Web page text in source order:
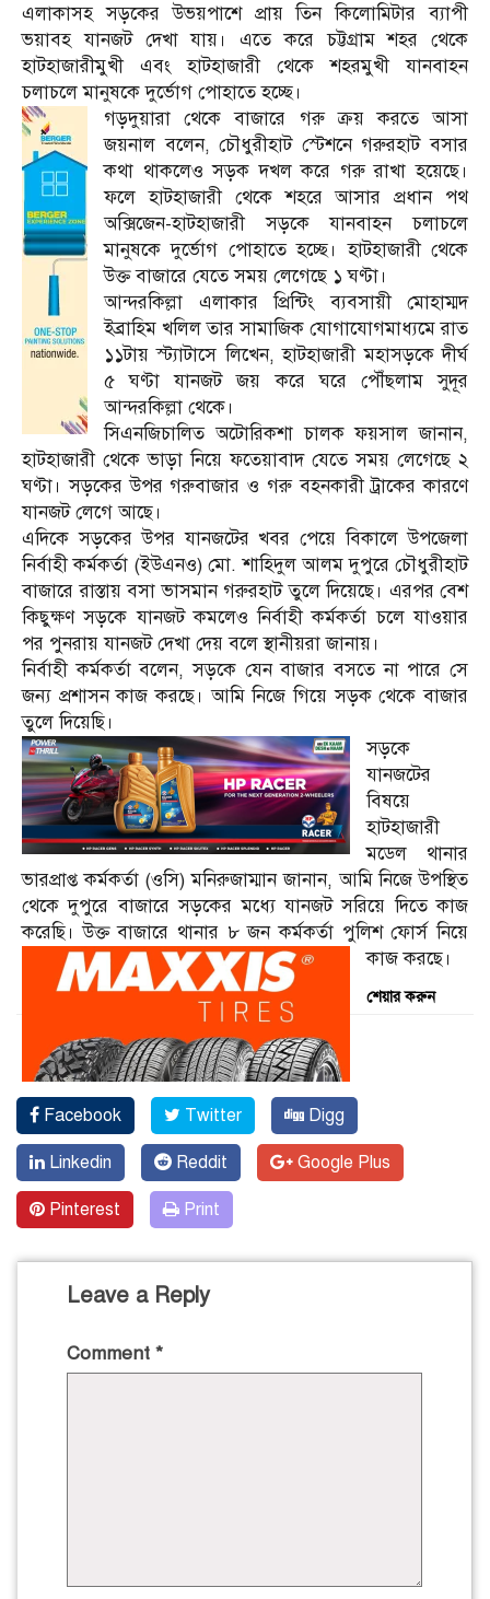
এলাকাসহ সড়কের উভয়পাশে প্রায় তিন কিলোমিটার ব্যাপী
ভয়াবহ যানজট দেখা যায়। এতে করে চট্টগ্রাম শহর থেকে
হাটহাজারীমুখী এবং হাটহাজারী থেকে শহরমুখী যানবাহন
চলাচলে মানুষকে দুর্ভোগ পোহাতে হচ্ছে।
গড়দুয়ারা থেকে বাজারে গরু ক্রয় করতে আসা
জয়নাল বলেন, চৌধুরীহাট স্টেশনে গরুরহাট বসার
কথা থাকলেও সড়ক দখল করে গরু রাখা হয়েছে।
ফলে হাটহাজারী থেকে শহরে আসার প্রধান পথ
অক্সিজেন-হাটহাজারী সড়কে যানবাহন চলাচলে
মানুষকে দুর্ভোগ পোহাতে হচ্ছে। হাটহাজারী থেকে
উক্ত বাজারে যেতে সময় লেগেছে ১ ঘণ্টা।
আন্দরকিল্লা এলাকার প্রিন্টিং ব্যবসায়ী মোহাম্মদ
ইব্রাহিম খলিল তার সামাজিক যোগাযোগমাধ্যমে রাত
১১টায় স্ট্যাটাসে লিখেন, হাটহাজারী মহাসড়কে দীর্ঘ
৫ ঘণ্টা যানজট জয় করে ঘরে পৌঁছলাম সুদূর
আন্দরকিল্লা থেকে।
সিএনজিচালিত অটোরিকশা চালক ফয়সাল জানান,
হাটহাজারী থেকে ভাড়া নিয়ে ফতেয়াবাদ যেতে সময় লেগেছে ২
ঘণ্টা। সড়কের উপর গরুবাজার ও গরু বহনকারী ট্রাকের কারণে
যানজট লেগে আছে।
এদিকে সড়কের উপর যানজটের খবর পেয়ে বিকালে উপজেলা
নির্বাহী কর্মকর্তা (ইউএনও) মো. শাহিদুল আলম দুপুরে চৌধুরীহাট
বাজারে রাস্তায় বসা ভাসমান গরুরহাট তুলে দিয়েছে। এরপর বেশ
কিছুক্ষণ সড়কে যানজট কমলেও নির্বাহী কর্মকর্তা চলে যাওয়ার
পর পুনরায় যানজট দেখা দেয় বলে স্থানীয়রা জানায়।
নির্বাহী কর্মকর্তা বলেন, সড়কে যেন বাজার বসতে না পারে সে
জন্য প্রশাসন কাজ করছে। আমি নিজে গিয়ে সড়ক থেকে বাজার
তুলে দিয়েছি।
সড়কে
যানজটের
বিষয়ে
হাটহাজারী
মডেল থানার
ভারপ্রাপ্ত কর্মকর্তা (ওসি) মনিরুজাম্মান জানান, আমি নিজে উপস্থিত
থেকে দুপুরে বাজারে সড়কের মধ্যে যানজট সরিয়ে দিতে কাজ
করেছি। উক্ত বাজারে থানার ৮ জন কর্মকর্তা পুলিশ ফোর্স নিয়ে
কাজ করছে।
শেয়ার করুন
Facebook Twitter Digg
Linkedin Reddit Google Plus
Pinterest Print
Leave a Reply
Comment *